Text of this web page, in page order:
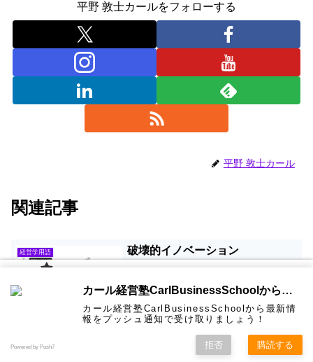
平野 敦士カールをフォローする
平野 敦士カール
関連記事
経営学用語
破壊的イノベーション
ビジネススクール教授のクレイトン・ク
リステンセンがイノベーションのジレン
マにおいて明らかにした現象です。英語
ではDisruptive innovationです。 クリステ
ンセンは、技術には「持続的技術」と...
株主資本比率（自己資本比率）と
は Capital ratio, Equity ratio
ばれまし
コンサル
ティング
経営学用
語集
認定コン
サルタン
無料メル
マガ！
★カール
経営塾動
お問い合
わせ
★熱海風
水＆グリ
プライバ
カール経営塾CarlBusinessSchoolから通知を受け取る
カール経営塾CarlBusinessSchoolから最新情
報をプッシュ通知で受け取りましょう！
Powered by Push7 拒否 購読する